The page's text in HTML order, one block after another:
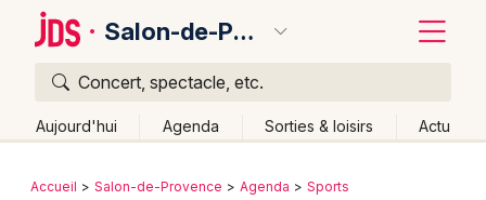
Salon-de-Provence
Concert, spectacle, etc.
Aujourd'hui Agenda Sorties & loisirs Actu
Publier un événement
Retour
Accueil Salon-de-Provence Agenda Sports
Quoi ?
Où ?